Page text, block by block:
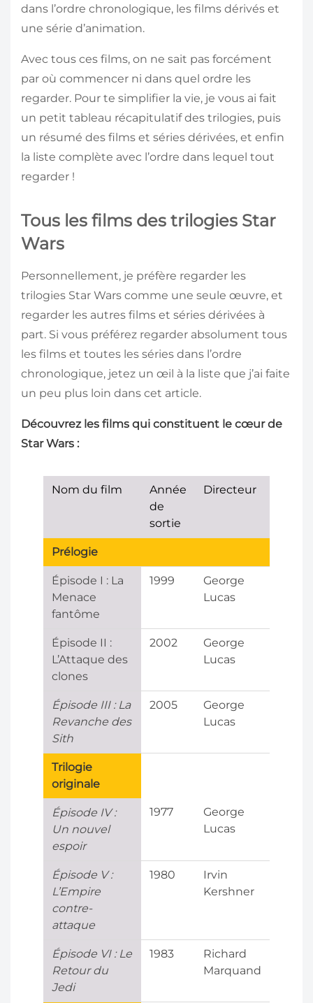
dans l’ordre chronologique, les films dérivés et
une série d’animation.
Avec tous ces films, on ne sait pas forcément
par où commencer ni dans quel ordre les
regarder. Pour te simplifier la vie, je vous ai fait
un petit tableau récapitulatif des trilogies, puis
un résumé des films et séries dérivées, et enfin
la liste complète avec l’ordre dans lequel tout
regarder !
Tous les films des trilogies Star
Wars
Personnellement, je préfère regarder les
trilogies Star Wars comme une seule œuvre, et
regarder les autres films et séries dérivées à
part. Si vous préférez regarder absolument tous
les films et toutes les séries dans l’ordre
chronologique, jetez un œil à la liste que j’ai faite
un peu plus loin dans cet article.
Découvrez les films qui constituent le cœur de
Star Wars :
Nom du film
Année
de
sortie
Directeur
Prélogie
Épisode I : La
Menace
fantôme
1999
George
Lucas
Épisode II :
L’Attaque des
clones
2002
George
Lucas
Épisode III : La
Revanche des
Sith
2005
George
Lucas
Trilogie
originale
Épisode IV :
Un nouvel
espoir
1977
George
Lucas
Épisode V :
L’Empire
contre-
attaque
1980
Irvin
Kershner
Épisode VI : Le
Retour du
Jedi
1983
Richard
Marquand